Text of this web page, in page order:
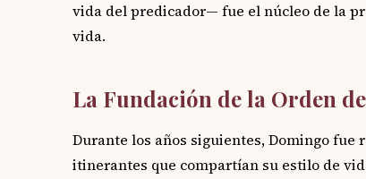
vida del predicador— fue el núcleo de la
vida.
La Fundación de la Orden
Durante los años siguientes, Domingo
itinerantes que compartían su estilo de